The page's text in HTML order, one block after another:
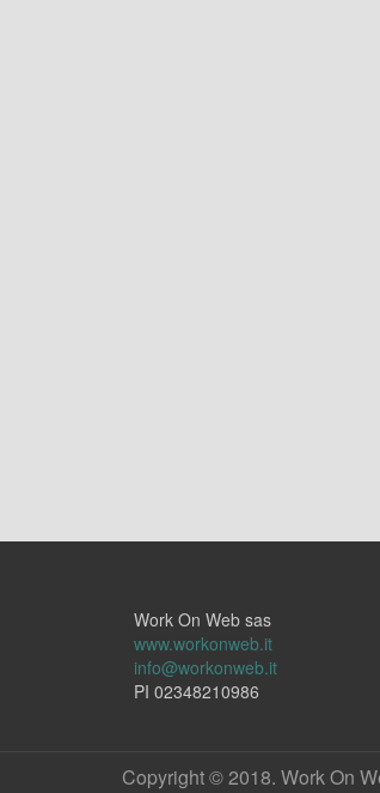
Work On Web sas
www.workonweb.it
info@workonweb.it
PI 02348210986
Copyright © 2018. Work On